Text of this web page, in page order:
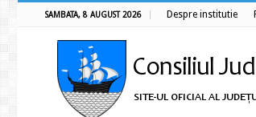
SAMBATA, 8 AUGUST 2026 Despre institutie